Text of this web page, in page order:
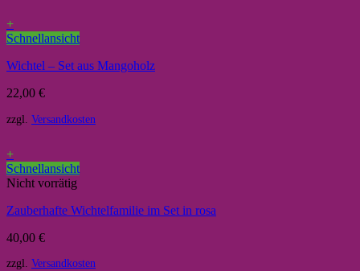
+
Schnellansicht
Wichtel – Set aus Mangoholz
22,00 €
zzgl. Versandkosten
+
Schnellansicht
Nicht vorrätig
Zauberhafte Wichtelfamilie im Set in rosa
40,00 €
zzgl. Versandkosten